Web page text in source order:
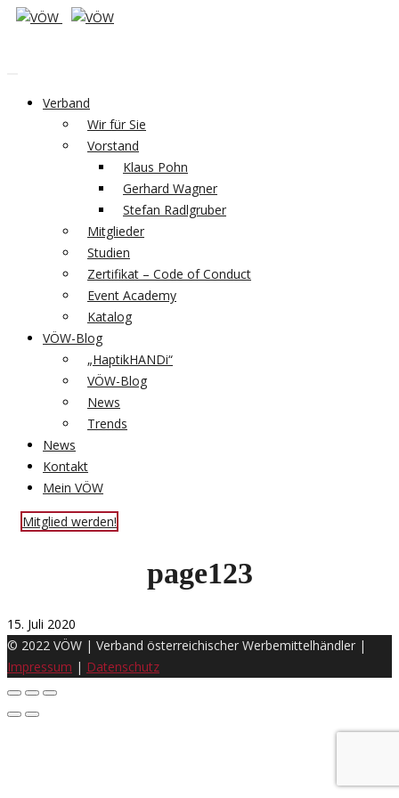
Verband
Wir für Sie
Vorstand
Klaus Pohn
Gerhard Wagner
Stefan Radlgruber
Mitglieder
Studien
Zertifikat – Code of Conduct
Event Academy
Katalog
VÖW-Blog
„HaptikHANDi“
VÖW-Blog
News
Trends
News
Kontakt
Mein VÖW
Mitglied werden!
page123
15. Juli 2020
© 2022 VÖW | Verband österreichischer Werbemittelhändler |
Impressum | Datenschutz